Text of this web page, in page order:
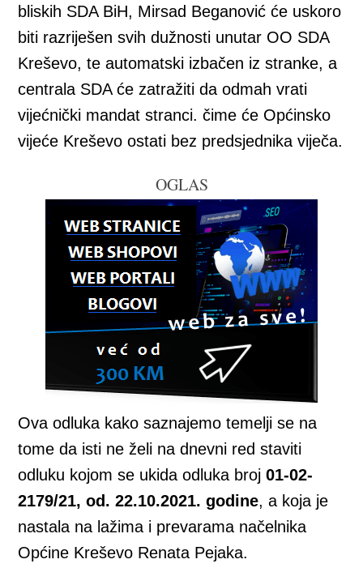
bliskih SDA BiH, Mirsad Beganović će uskoro
biti razriješen svih dužnosti unutar OO SDA
Kreševo, te automatski izbačen iz stranke, a
centrala SDA će zatražiti da odmah vrati
vijećnički mandat stranci. čime će Općinsko
vijeće Kreševo ostati bez predsjednika viječa.
OGLAS
Ova odluka kako saznajemo temelji se na
tome da isti ne želi na dnevni red staviti
odluku kojom se ukida odluka broj01-02-
2179/21, od. 22.10.2021. godine, a koja je
nastala na lažima i prevarama načelnika
Općine Kreševo Renata Pejaka.